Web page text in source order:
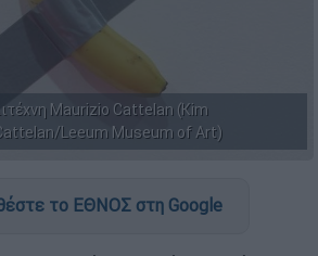
Maurizio Cattelan (Kim
Leeum Museum of Art)
το ΕΘΝΟΣ στη Google